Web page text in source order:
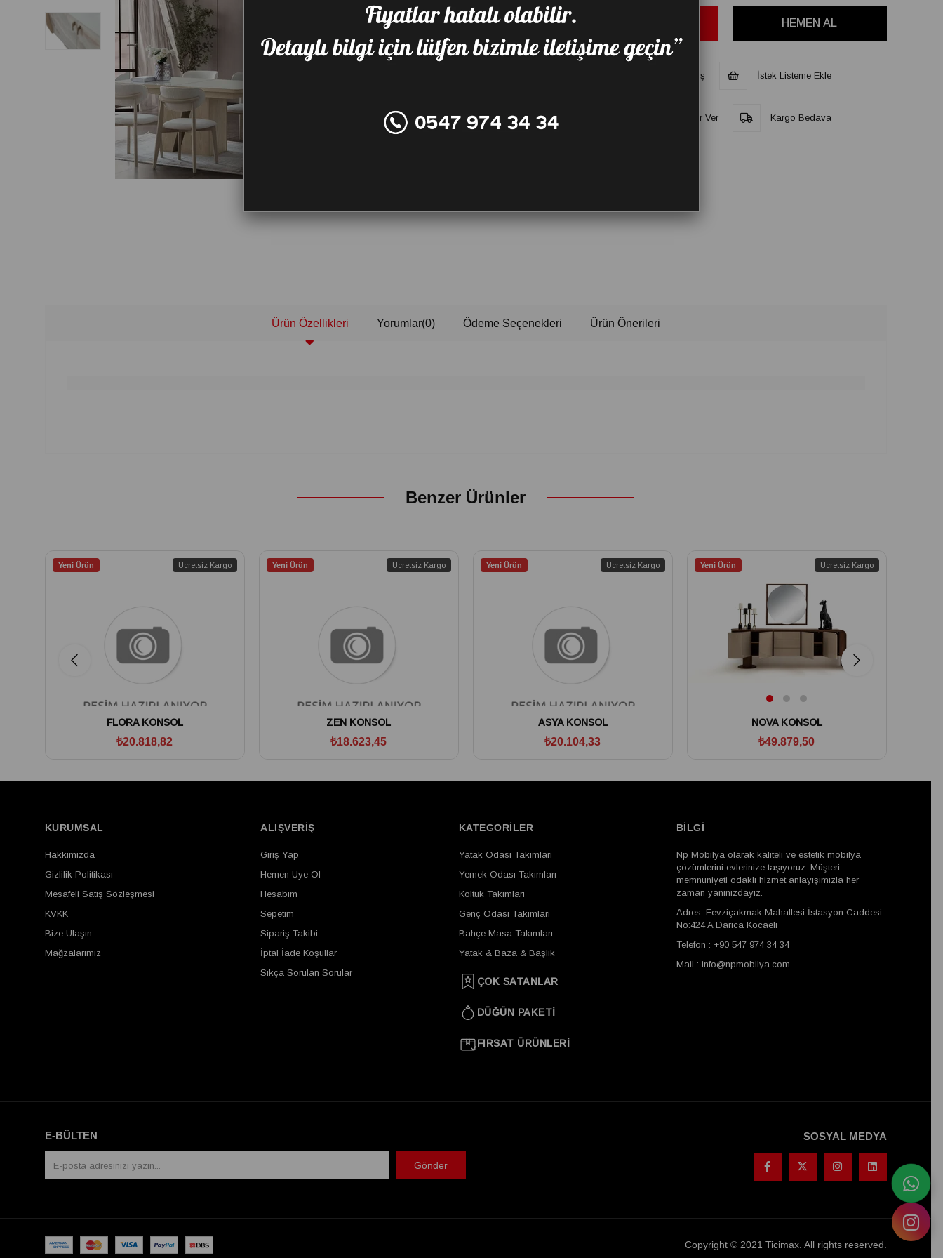
Telefonla Sipariş İstek Listeme Ekle
Karşılaştır Fiyat Düşünce Haber Ver Kargo Bedava
Ürün Özellikleri Yorumlar(0) Ödeme Seçenekleri Ürün Önerileri
Benzer Ürünler
Yeni Ürün Ücretsiz Kargo
FLORA KONSOL
₺20.818,82
Yeni Ürün Ücretsiz Kargo
ZEN KONSOL
₺18.623,45
Yeni Ürün Ücretsiz Kargo
ASYA KONSOL
₺20.104,33
Yeni Ürün Ücretsiz Kargo
NOVA KONSOL
₺49.879,50
KURUMSAL
Hakkımızda
Gizlilik Politikası
Mesafeli Satış Sözleşmesi
KVKK
Bize Ulaşın
Mağzalarımız
ALIŞVERİŞ
Giriş Yap
Hemen Üye Ol
Hesabım
Sepetim
Sipariş Takibi
İptal İade Koşullar
Sıkça Sorulan Sorular
KATEGORİLER
Yatak Odası Takımları
Yemek Odası Takımları
Koltuk Takımları
Genç Odası Takımları
Bahçe Masa Takımları
Yatak & Baza & Başlık
ÇOK SATANLAR
DÜĞÜN PAKETİ
FIRSAT ÜRÜNLERİ
BİLGİ
Np Mobilya olarak kaliteli ve estetik mobilya
çözümlerini evlerinize taşıyoruz. Müşteri
memnuniyeti odaklı hizmet anlayışımızla her
zaman yanınızdayız.
Adres: Fevziçakmak Mahallesi İstasyon Caddesi
No:424 A Darıca Kocaeli
Telefon : +90 547 974 34 34
Mail : info@npmobilya.com
E-BÜLTEN
Gönder
SOSYAL MEDYA
Copyright © 2021 Ticimax. All rights reserved.